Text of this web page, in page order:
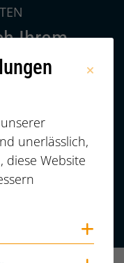
Ihrem
wir haben eine
unerlässlich,
Website